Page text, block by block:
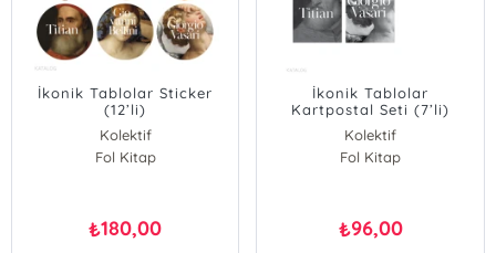
İkonik Tablolar Sticker
(12’li)
Kolektif
Fol Kitap
₺180,00
İkonik Tablolar
Kartpostal Seti (7’li)
Kolektif
Fol Kitap
₺96,00